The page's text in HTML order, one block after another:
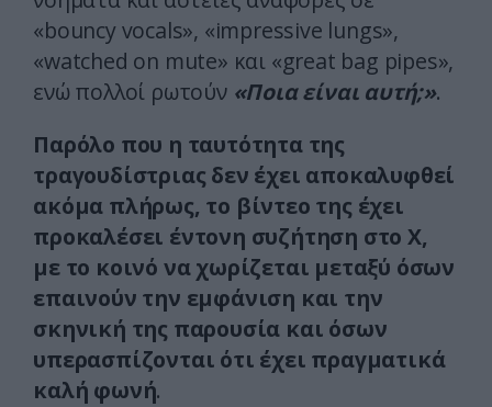
«bouncy vocals», «impressive lungs»,
«watched on mute» και «great bag pipes»,
ενώ πολλοί ρωτούν «Ποια είναι αυτή;».
Παρόλο που η ταυτότητα της
τραγουδίστριας δεν έχει αποκαλυφθεί
ακόμα πλήρως, το βίντεο της έχει
προκαλέσει έντονη συζήτηση στο X,
με το κοινό να χωρίζεται μεταξύ όσων
επαινούν την εμφάνιση και την
σκηνική της παρουσία και όσων
υπερασπίζονται ότι έχει πραγματικά
καλή φωνή.